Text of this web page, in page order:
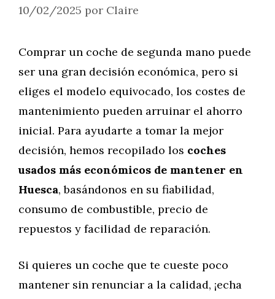
10/02/2025 por Claire
Comprar un coche de segunda mano puede
ser una gran decisión económica, pero si
eliges el modelo equivocado, los costes de
mantenimiento pueden arruinar el ahorro
inicial. Para ayudarte a tomar la mejor
decisión, hemos recopilado los coches
usados más económicos de mantener en
Huesca, basándonos en su fiabilidad,
consumo de combustible, precio de
repuestos y facilidad de reparación.
Si quieres un coche que te cueste poco
mantener sin renunciar a la calidad, ¡echa